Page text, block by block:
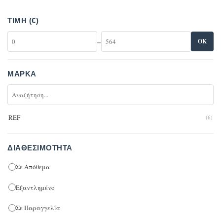
ΤΙΜΉ (€)
– OK
ΜΆΡΚΑ
REF (6)
ΔΙΑΘΕΣΙΜΌΤΗΤΑ
Σε Απόθεμα
Εξαντλημένο
Σε Παραγγελία